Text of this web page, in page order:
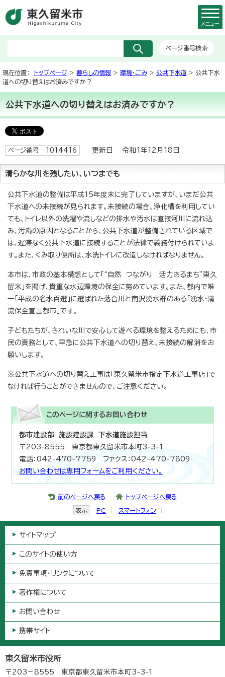
ページ番号検索
メニュー
現在位置： トップページ > 暮らしの情報 > 環境・ごみ> 公共下水道 > 公共下水
道への切り替えはお済みですか？
公共下水道への切り替えはお済みですか？
ページ番号 1014416 更新日 令和1年12月18日
清らかな川を残したい、いつまでも
公共下水道の整備は平成15年度末に完了していますが、いまだ公共
下水道への未接続が見られます。未接続の場合、浄化槽を利用してい
ても、トイレ以外の洗濯や流しなどの排水や汚水は直接河川に流れ込
み、汚濁の原因となることから、公共下水道が整備されている区域で
は、遅滞なく公共下水道に接続することが法律で義務付けられていま
す。また、くみ取り便所は、水洗トイレに改造しなければなりません。
本市は、市政の基本構想として「“自然 つながり 活力あるまち”東久
留米」を掲げ、貴重な水辺環境の保全に努めています。また、都内で唯
一「平成の名水百選」に選ばれた落合川と南沢湧水群のある「湧水・清
流保全宣言都市」です。
子どもたちが、きれいな川で安心して遊べる環境を整えるためにも、市
民の責務として、早急に公共下水道への切り替え、未接続の解消をお
願いします。
※公共下水道への切り替え工事は「東久留米市指定下水道工事店」で
なければ行うことができませんので、ご注意ください。
このページに関するお問い合わせ
都市建設部 施設建設課 下水道施設担当
〒203-8555 東京都東久留米市本町3-3-1
電話：042-470-7759 ファクス：042-470-7809
お問い合わせは専用フォームをご利用ください。
前のページへ戻る トップページへ戻る
表示 PC スマートフォン
サイトマップ
このサイトの使い方
免責事項・リンクについて
著作権について
お問い合わせ
携帯サイト
東久留米市役所
〒203－8555 東京都東久留米市本町3-3-1